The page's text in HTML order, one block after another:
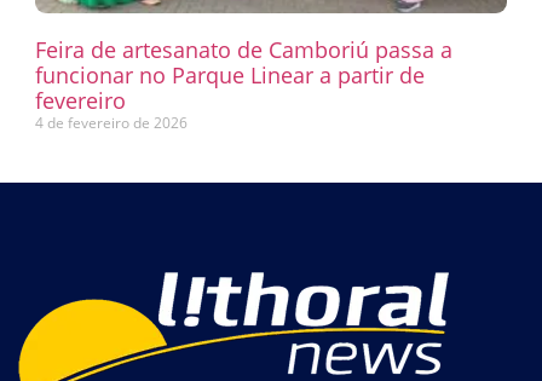
Feira de artesanato de Camboriú passa a
funcionar no Parque Linear a partir de
fevereiro
4 de fevereiro de 2026